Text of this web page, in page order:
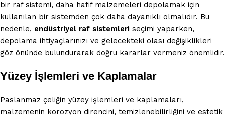
bir raf sistemi, daha hafif malzemeleri depolamak için
kullanılan bir sistemden çok daha dayanıklı olmalıdır. Bu
nedenle, endüstriyel raf sistemleri seçimi yaparken,
depolama ihtiyaçlarınızı ve gelecekteki olası değişiklikleri
göz önünde bulundurarak doğru kararlar vermeniz önemlidir.
Yüzey İşlemleri ve Kaplamalar
Paslanmaz çeliğin yüzey işlemleri ve kaplamaları,
malzemenin korozyon direncini, temizlenebilirliğini ve estetik